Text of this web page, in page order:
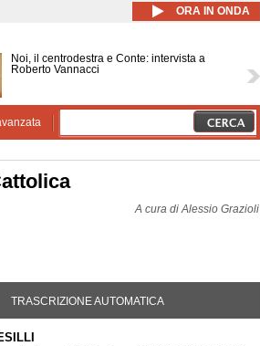
ORA IN ONDA
Noi, il centrodestra e Conte: intervista a
Roberto Vannacci
A cura diAlessio Grazioli
ATTIVA)
TRASCRIZIONE AUTOMATICA